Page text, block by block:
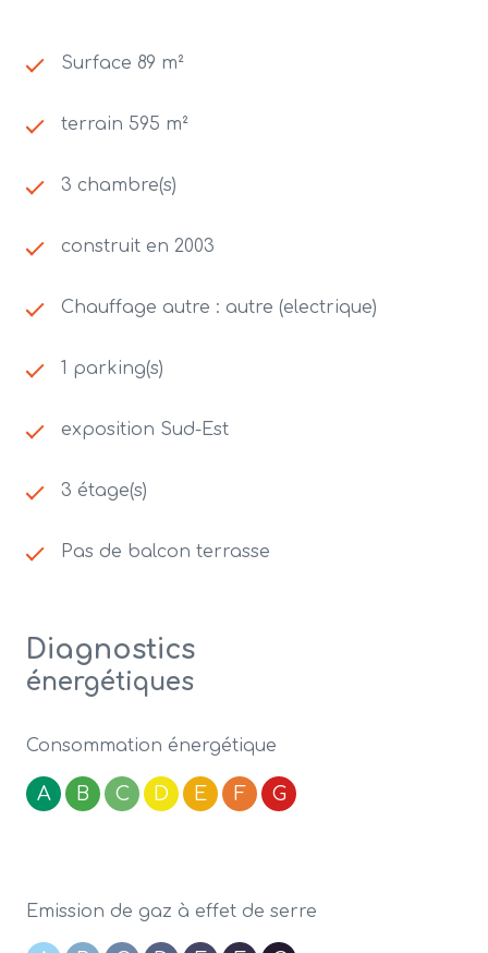
Surface 89 m²
terrain 595 m²
3 chambre(s)
construit en 2003
Chauffage autre : autre (electrique)
1 parking(s)
exposition Sud-Est
3 étage(s)
Pas de balcon terrasse
Diagnostics
énergétiques
Consommation énergétique
A B C D E F G
Emission de gaz à effet de serre